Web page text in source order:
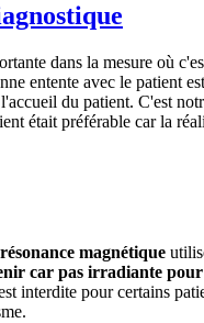
dans la mesure où
entente avec le patient
du patient. C'est
était préférable car la
magnétique
car pas irradiante
interdite pour certains